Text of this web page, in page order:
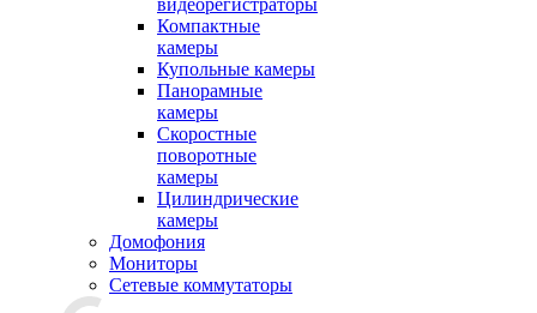
видеорегистраторы
Компактные
камеры
Купольные камеры
Панорамные
камеры
Скоростные
поворотные
камеры
Цилиндрические
камеры
Домофония
Мониторы
Сетевые коммутаторы